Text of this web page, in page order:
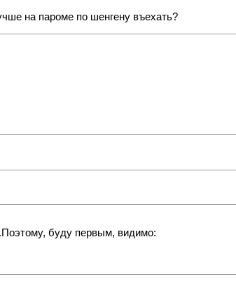
на пароме по шенгену въехать?
буду первым, видимо: